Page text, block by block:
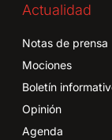
Actualidad
Notas de prensa
Mociones
Boletín
Opinión
Agenda